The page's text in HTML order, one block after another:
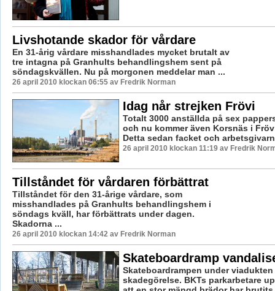
Livshotande skador för vårdare
En 31-årig vårdare misshandlades mycket brutalt av
tre intagna på Granhults behandlingshem sent på
söndagskvällen. Nu på morgonen meddelar man ...
26 april 2010 klockan 06:55 av Fredrik Norman
Idag når strejken Frövi
Totalt 3000 anställda på sex
och nu kommer även Korsnäs i
Detta sedan facket och
26 april 2010 klockan 11:19 av Fredrik
Tillståndet för vårdaren förbättrat
Tillståndet för den 31-årige vårdare, som
misshandlades på Granhults behandlingshem i
söndags kväll, har förbättrats under dagen.
Skadorna ...
26 april 2010 klockan 14:42 av Fredrik Norman
Skateboardramp
Skateboardrampen under
skadegörelse. BKTs parkarbetare